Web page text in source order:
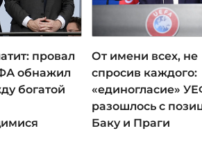
провал
обнажил
богатой
От имени всех, не
спросив каждого:
«единогласие»
разошлось с
Баку и Праги